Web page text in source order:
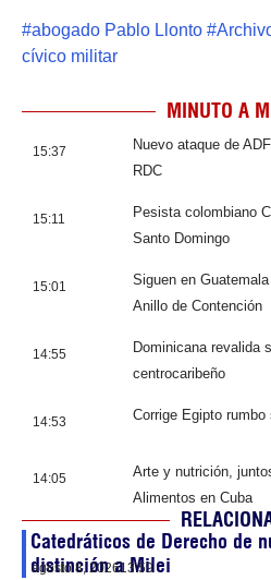
#abogado Pablo Llonto #
cívico militar
MINUTO A
15:37
Nuevo ataque de
RDC
15:11
Pesista colombiano
Santo Domingo
15:01
Siguen en
Anillo de Contención
14:55
Dominicana revalida
centrocaribeño
14:53 Corrige Egipto
14:05
Arte y nutrición,
Alimentos en Cuba
Catedráticos de Derecho de
distinción a Milei
agosto 8, 202613:59